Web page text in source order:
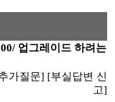
업그레이드 하려는
가질문] [부실답변 신
고]